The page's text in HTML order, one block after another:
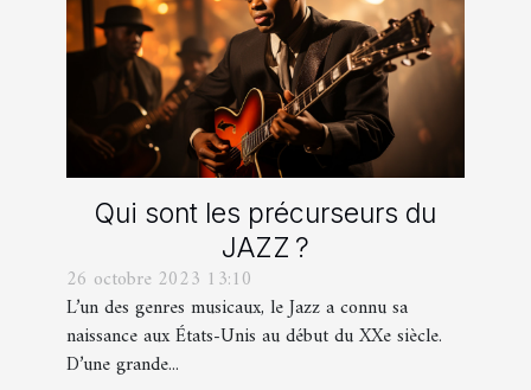
Qui sont les précurseurs du
JAZZ ?
26 octobre 2023 13:10
L’un des genres musicaux, le Jazz a connu sa
naissance aux États-Unis au début du XXe siècle.
D’une grande...